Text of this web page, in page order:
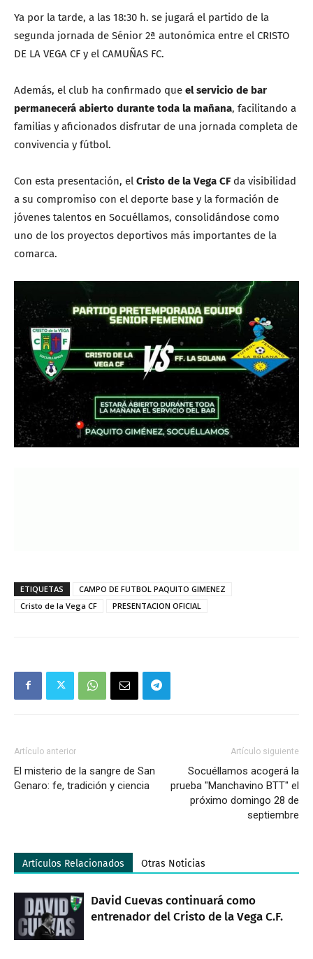
Ya por la tarde, a las 18:30 h. se jugará el partido de la
segunda jornada de Sénior 2ª autonómica entre el CRISTO
DE LA VEGA CF y el CAMUÑAS FC.
Además, el club ha confirmado que el servicio de bar
permanecerá abierto durante toda la mañana, facilitando a
familias y aficionados disfrutar de una jornada completa de
convivencia y fútbol.
Con esta presentación, el Cristo de la Vega CF da visibilidad
a su compromiso con el deporte base y la formación de
jóvenes talentos en Socuéllamos, consolidándose como
uno de los proyectos deportivos más importantes de la
comarca.
ETIQUETAS
CAMPO DE FUTBOL PAQUITO GIMENEZ
Cristo de la Vega CF
PRESENTACION OFICIAL
Artículo anterior
El misterio de la sangre de San
Genaro: fe, tradición y ciencia
Artículo siguiente
Socuéllamos acogerá la
prueba "Manchavino BTT" el
próximo domingo 28 de
septiembre
Artículos Relacionados Otras Noticias
David Cuevas continuará como
entrenador del Cristo de la Vega C.F.